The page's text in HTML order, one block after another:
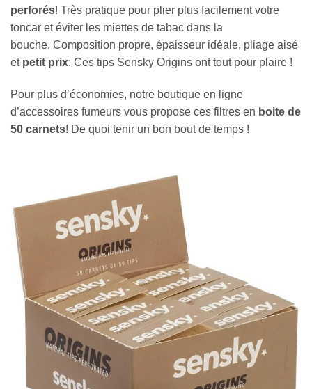
perforés! Très pratique pour plier plus facilement votre
toncar et éviter les miettes de tabac dans la
bouche. Composition propre, épaisseur idéale, pliage aisé
et petit prix: Ces tips Sensky Origins ont tout pour plaire !
Pour plus d’économies, notre boutique en ligne
d’accessoires fumeurs vous propose ces filtres en boite de
50 carnets! De quoi tenir un bon bout de temps !